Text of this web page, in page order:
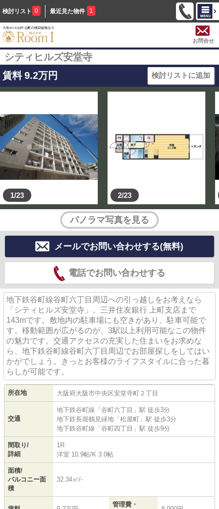
検討リスト 0 最近見た物件 1
お問合せ
シティヒルズ安堂寺
賃料 9.2万円 検討リストに追加
1/23 2/23
パノラマ写真を見る
メールでお問い合わせする(無料)
電話でお問い合わせする
地下鉄谷町線谷町六丁目周辺への引っ越しをお考えなら
「シティヒルズ安堂寺」。三井住友銀行 上町支店まで
143mです。敷地内の駐車場にも空きがあり、駐車可能で
す。移動範囲が広がるのが、3駅以上利用可能なこの物件
の魅力です。交通アクセスの充実した住まいをお求めな
ら、地下鉄谷町線谷町六丁目周辺でお部屋探しをしてはい
かがでしょう。きっとお客様のライフスタイルに合った暮
らしが可能です。
所在地 大阪府大阪市中央区安堂寺町 ２丁目
交通
地下鉄谷町線 「 谷町六丁目 」駅 徒歩3分
地下鉄長堀鶴見緑地 「 松屋町 」駅 徒歩3分
地下鉄谷町線 「 谷町四丁目 」駅 徒歩9分
間取り/
詳細
1R
洋室 10.9帖/K 3.0帖
面積/
バルコニー面
積
32.34㎡/-
管理費・